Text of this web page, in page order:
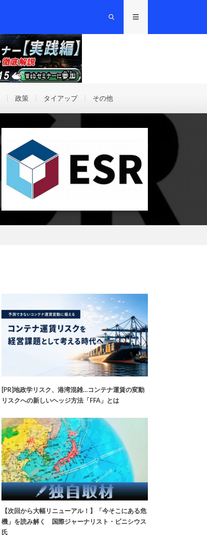
政策 タイアップ その他
[PR]地政学リスク、港湾混雑…コンテナ運賃の変動
リスクへの新しいヘッジ方法「FFA」とは
【次回から大幅リニューアル！】「今そこにある危
機」を読み解く 国際ジャーナリスト・ビニシウス
氏